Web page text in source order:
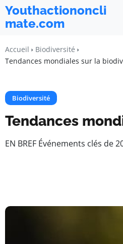
Youthactiononcli
mate.com
Accueil
Biodiversité
Tendances mondiales sur la
Biodiversité
Tendances
EN BREF Événements clés de